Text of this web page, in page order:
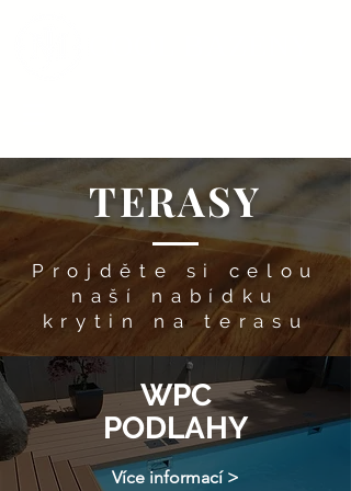
TERASY
Projděte si celou
naší nabídku
krytin na terasu
WPC
PODLAHY
Více informací >